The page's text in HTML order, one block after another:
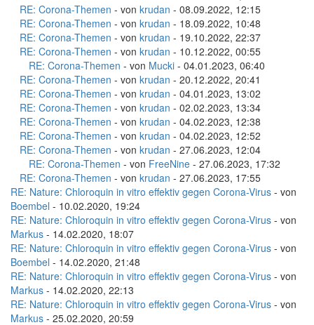
RE: Corona-Themen - von krudan - 08.09.2022, 12:15
RE: Corona-Themen - von krudan - 18.09.2022, 10:48
RE: Corona-Themen - von krudan - 19.10.2022, 22:37
RE: Corona-Themen - von krudan - 10.12.2022, 00:55
RE: Corona-Themen - von Mucki - 04.01.2023, 06:40
RE: Corona-Themen - von krudan - 20.12.2022, 20:41
RE: Corona-Themen - von krudan - 04.01.2023, 13:02
RE: Corona-Themen - von krudan - 02.02.2023, 13:34
RE: Corona-Themen - von krudan - 04.02.2023, 12:38
RE: Corona-Themen - von krudan - 04.02.2023, 12:52
RE: Corona-Themen - von krudan - 27.06.2023, 12:04
RE: Corona-Themen - von FreeNine - 27.06.2023, 17:32
RE: Corona-Themen - von krudan - 27.06.2023, 17:55
RE: Nature: Chloroquin in vitro effektiv gegen Corona-Virus - von
Boembel - 10.02.2020, 19:24
RE: Nature: Chloroquin in vitro effektiv gegen Corona-Virus - von
Markus - 14.02.2020, 18:07
RE: Nature: Chloroquin in vitro effektiv gegen Corona-Virus - von
Boembel - 14.02.2020, 21:48
RE: Nature: Chloroquin in vitro effektiv gegen Corona-Virus - von
Markus - 14.02.2020, 22:13
RE: Nature: Chloroquin in vitro effektiv gegen Corona-Virus - von
Markus - 25.02.2020, 20:59